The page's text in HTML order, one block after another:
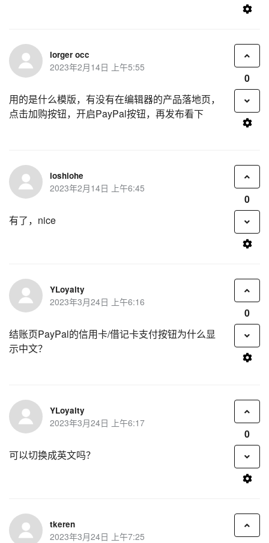
lorger occ
2023年2月14日 上午5:55
用的是什么模版，有没有在编辑器的产品落地页，
点击加购按钮，开启PayPal按钮，再发布看下
0
ioshiohe
2023年2月14日 上午6:45
有了，nice
0
YLoyalty
2023年3月24日 上午6:16
结账页PayPal的信用卡/借记卡支付按钮为什么显
示中文？
0
YLoyalty
2023年3月24日 上午6:17
可以切换成英文吗？
0
tkeren
2023年3月24日 上午7:25